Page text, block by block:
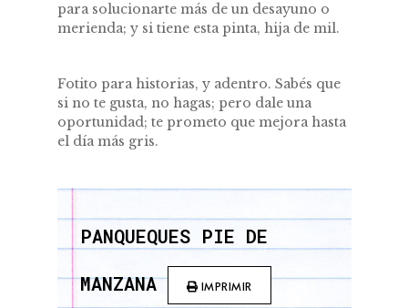
para solucionarte más de un desayuno o
merienda; y si tiene esta pinta, hija de mil.
Fotito para historias, y adentro. Sabés que
si no te gusta, no hagas; pero dale una
oportunidad; te prometo que mejora hasta
el día más gris.
PANQUEQUES PIE DE
MANZANA
IMPRIMIR